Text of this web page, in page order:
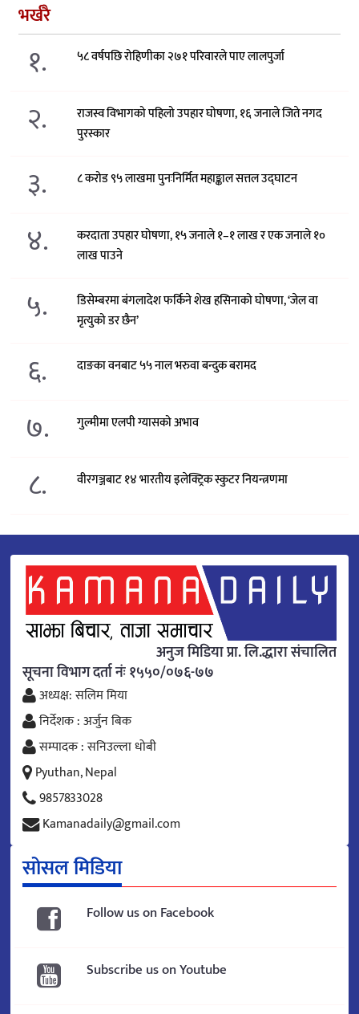
भर्खरै
१. ५८ वर्षपछि रोहिणीका २७१ परिवारले पाए लालपुर्जा
२.
राजस्व विभागको पहिलो उपहार घोषणा, १६ जनाले जिते नगद
पुरस्कार
३. ८ करोड ९५ लाखमा पुनःनिर्मित महाङ्काल सत्तल उद्घाटन
४.
करदाता उपहार घोषणा, १५ जनाले १–१ लाख र एक जनाले १०
लाख पाउने
५.
डिसेम्बरमा बंगलादेश फर्किने शेख हसिनाको घोषणा, ‘जेल वा
मृत्युको डर छैन’
६. दाङका वनबाट ५५ नाल भरुवा बन्दुक बरामद
७. गुल्मीमा एलपी ग्यासको अभाव
८. वीरगञ्जबाट १४ भारतीय इलेक्ट्रिक स्कुटर नियन्त्रणमा
अनुज मिडिया प्रा. लि.द्धारा संचालित
सूचना विभाग दर्ता नंः १५५०/०७६-७७
अध्यक्ष: सलिम मिया
निर्देशक : अर्जुन बिक
सम्पादक : सनिउल्ला धोबी
Pyuthan, Nepal
9857833028
Kamanadaily@gmail.com
सोसल मिडिया
Follow us on Facebook
Subscribe us on Youtube